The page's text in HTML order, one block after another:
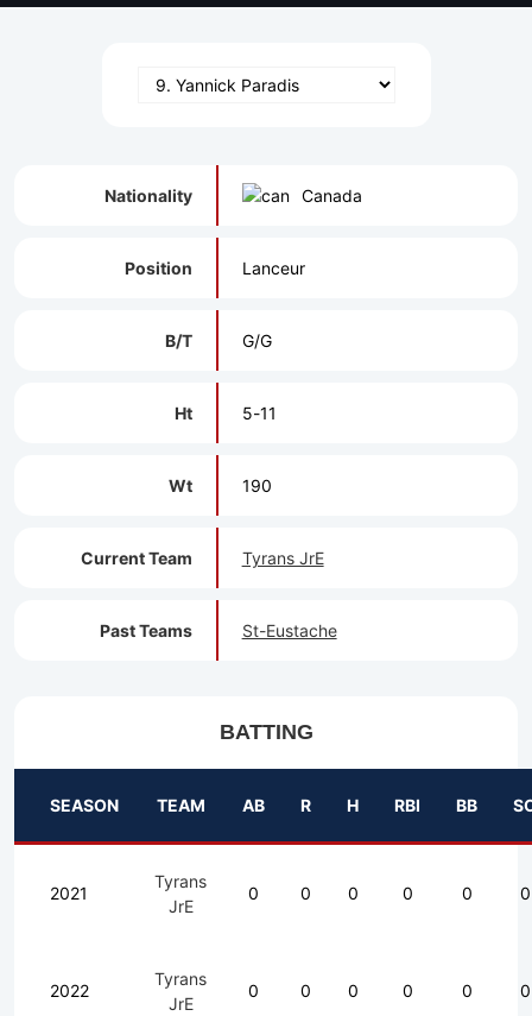
Nationality Canada
Position Lanceur
B/T G/G
Ht 5-11
Wt 190
Current Team Tyrans JrE
Past Teams St-Eustache
BATTING
SEASON TEAM AB R H RBI BB
2021
Tyrans
JrE
0 0 0 0 0 0
2022
Tyrans
JrE
0 0 0 0 0 0